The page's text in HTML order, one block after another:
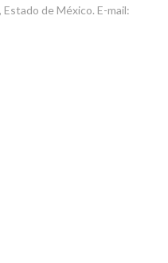
de México. E-mail: